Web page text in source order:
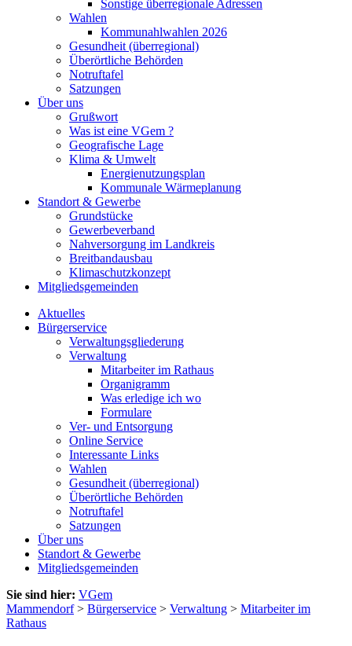
Sonstige überregionale Adressen
Wahlen
Kommunahlwahlen 2026
Gesundheit (überregional)
Überörtliche Behörden
Notruftafel
Satzungen
Über uns
Grußwort
Was ist eine VGem ?
Geografische Lage
Klima & Umwelt
Energienutzungsplan
Kommunale Wärmeplanung
Standort & Gewerbe
Grundstücke
Gewerbeverband
Nahversorgung im Landkreis
Breitbandausbau
Klimaschutzkonzept
Mitgliedsgemeinden
Aktuelles
Bürgerservice
Verwaltungsgliederung
Verwaltung
Mitarbeiter im Rathaus
Organigramm
Was erledige ich wo
Formulare
Ver- und Entsorgung
Online Service
Interessante Links
Wahlen
Gesundheit (überregional)
Überörtliche Behörden
Notruftafel
Satzungen
Über uns
Standort & Gewerbe
Mitgliedsgemeinden
Sie sind hier: VGem
Mammendorf> Bürgerservice > Verwaltung > Mitarbeiter im
Rathaus